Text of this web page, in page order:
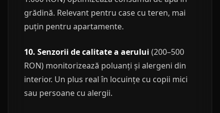
grădină. Relevant pentru case cu teren, mai
puțin pentru apartamente.
10. Senzorii de calitate a aerului (200–500
RON) monitorizează poluanți și alergeni din
interior. Un plus real în locuințe cu copii mici
sau persoane cu alergii.